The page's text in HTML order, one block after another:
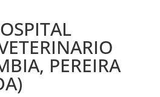
PEREIRA